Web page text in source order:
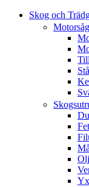
Skog och